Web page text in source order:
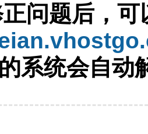
问题后，可
系统会自动